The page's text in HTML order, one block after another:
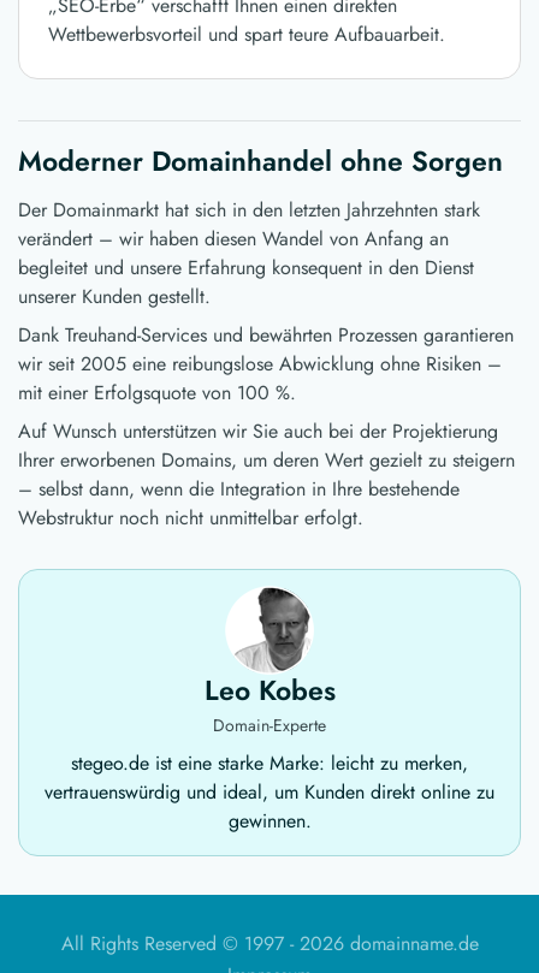
„SEO-Erbe“ verschafft Ihnen einen direkten
Wettbewerbsvorteil und spart teure Aufbauarbeit.
Moderner Domainhandel ohne Sorgen
Der Domainmarkt hat sich in den letzten Jahrzehnten stark
verändert – wir haben diesen Wandel von Anfang an
begleitet und unsere Erfahrung konsequent in den Dienst
unserer Kunden gestellt.
Dank Treuhand-Services und bewährten Prozessen garantieren
wir seit 2005 eine reibungslose Abwicklung ohne Risiken –
mit einer Erfolgsquote von 100 %.
Auf Wunsch unterstützen wir Sie auch bei der Projektierung
Ihrer erworbenen Domains, um deren Wert gezielt zu steigern
– selbst dann, wenn die Integration in Ihre bestehende
Webstruktur noch nicht unmittelbar erfolgt.
Leo Kobes
Domain-Experte
stegeo.de ist eine starke Marke: leicht zu merken,
vertrauenswürdig und ideal, um Kunden direkt online zu
gewinnen.
All Rights Reserved © 1997 -2026 domainname.de